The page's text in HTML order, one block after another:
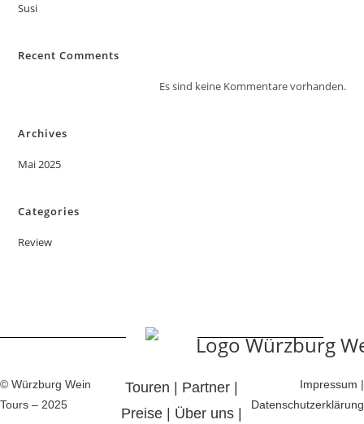
Susi
Recent Comments
Es sind keine Kommentare vorhanden.
Archives
Mai 2025
Categories
Review
© Würzburg Wein
Tours – 2025
Touren Partner
Preise
Über uns
Impressum |
Datenschutzerklärung